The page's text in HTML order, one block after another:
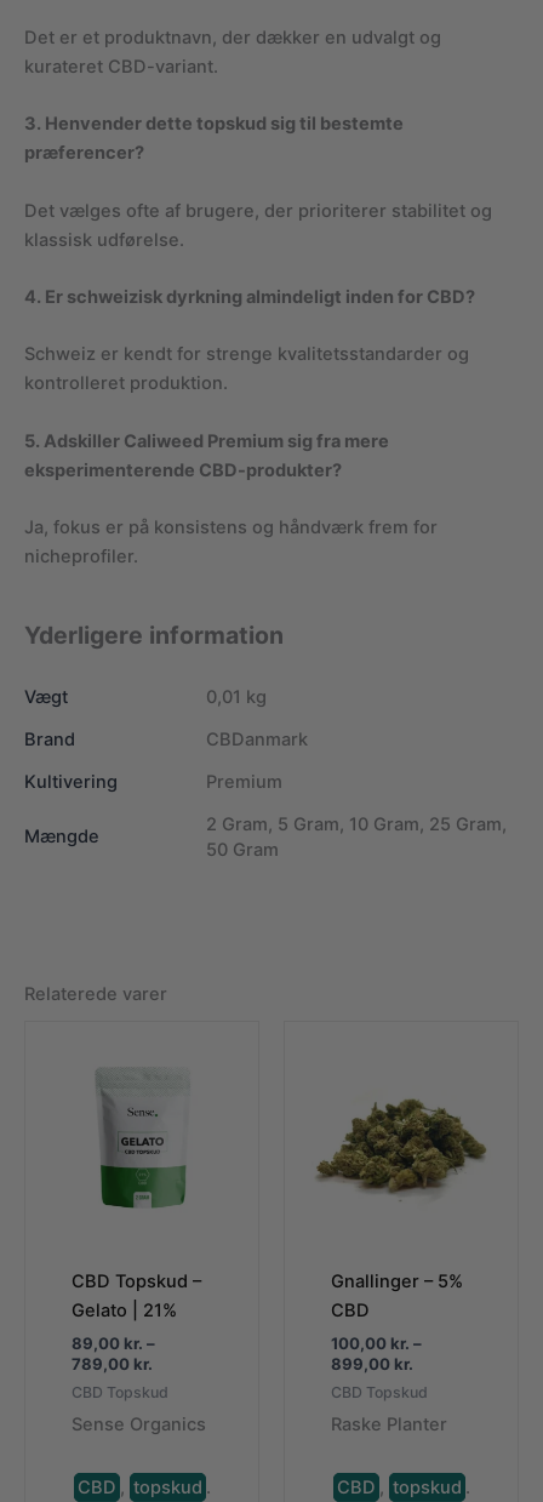
Det er et produktnavn, der dækker en udvalgt og
kurateret CBD-variant.
3. Henvender dette topskud sig til bestemte
præferencer?
Det vælges ofte af brugere, der prioriterer stabilitet og
klassisk udførelse.
4. Er schweizisk dyrkning almindeligt inden for CBD?
Schweiz er kendt for strenge kvalitetsstandarder og
kontrolleret produktion.
5. Adskiller Caliweed Premium sig fra mere
eksperimenterende CBD-produkter?
Ja, fokus er på konsistens og håndværk frem for
nicheprofiler.
Yderligere information
Vægt
0,01 kg
Brand
CBDanmark
Kultivering
Premium
Mængde
2 Gram, 5 Gram, 10 Gram, 25 Gram,
50 Gram
Relaterede varer
CBD Topskud –
Gelato | 21%
89,00 kr. –
789,00 kr.Prisinterval:
89,00 kr.
til
789,00 kr.
CBD Topskud
Sense Organics
CBD , topskud .
Gnallinger – 5%
CBD
100,00 kr. –
899,00 kr.Prisinterval:
100,00 kr.
til
899,00 kr.
CBD Topskud
Raske Planter
CBD , topskud .